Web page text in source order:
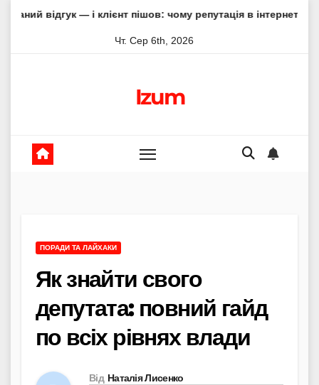
— і клієнт пішов: чому репутація в інтернеті вирішує все
Чт. Сер 6th, 2026
Izum
ПОРАДИ ТА ЛАЙХАКИ
Як знайти свого
депутата: повний гайд
по всіх рівнях влади
Від Наталія Лисенко